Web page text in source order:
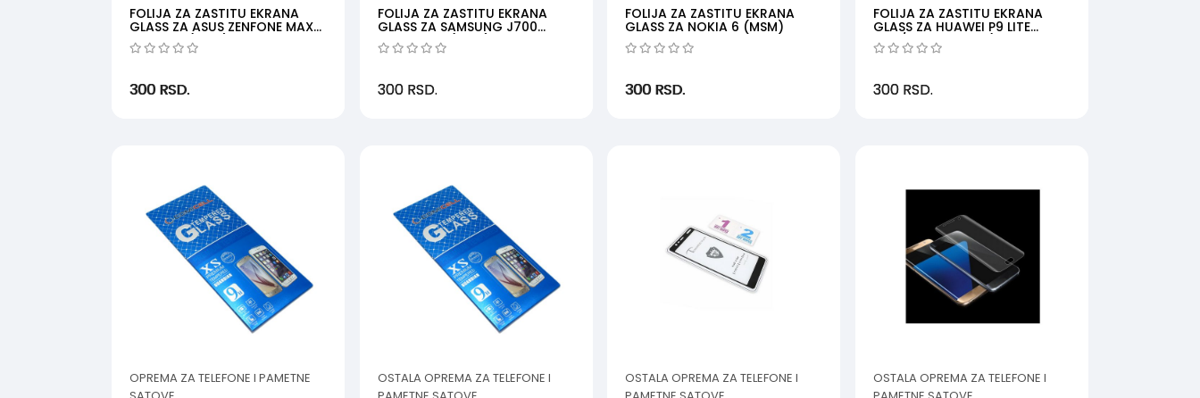
FOLIJA ZA ZASTITU EKRANA
GLASS ZA ASUS ZENFONE MAX
ZC550KL (MSM)
300RSD.
FOLIJA ZA ZASTITU EKRANA
GLASS ZA SAMSUNG J700
GALAXY J7 (MSM)
300 RSD.
FOLIJA ZA ZASTITU EKRANA
GLASS ZA NOKIA 6 (MSM)
300RSD.
FOLIJA ZA ZASTITU EKRANA
GLASS ZA HUAWEI P9 LITE
MINI/Y6 PRO 2017 (...
300 RSD.
OPREMA ZA TELEFONE I PAMETNE
OSTALA OPREMA ZA TELEFONE I
OSTALA OPREMA ZA TELEFONE I
OSTALA OPREMA ZA TELEFONE I